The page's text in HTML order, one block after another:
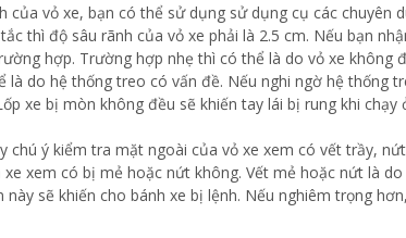
của vỏ xe, bạn có thể sử dụng sử dụng cụ các chuyên
thì độ sâu rãnh của vỏ xe phải là 2.5 cm. Nếu bạn
hợp. Trường hợp nhẹ thì có thể là do vỏ xe không
là do hệ thống treo có vấn đề. Nếu nghi ngờ hệ thống
xe bị mòn không đều sẽ khiến tay lái bị rung khi chạy
chú ý kiểm tra mặt ngoài của vỏ xe xem có vết trầy,
xem có bị mẻ hoặc nứt không. Vết mẻ hoặc nứt là do
sẽ khiến cho bánh xe bị lệnh. Nếu nghiêm trọng